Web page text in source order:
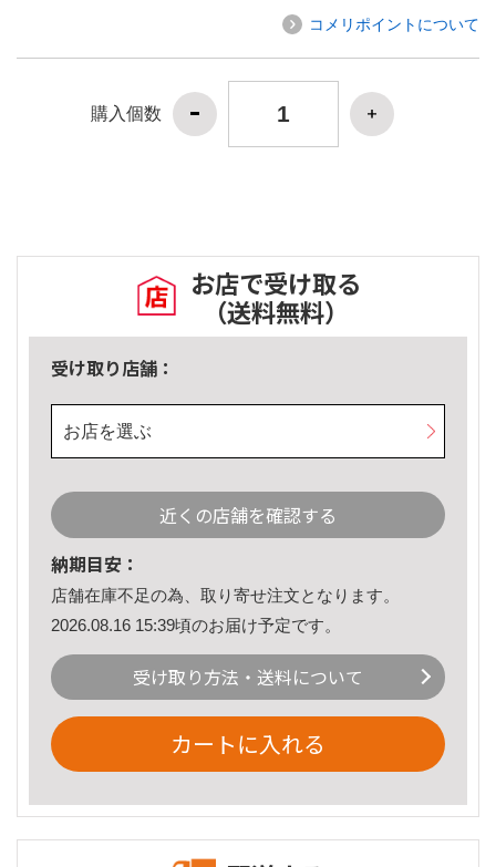
コメリポイントについて
購入個数
お店で受け取る
（送料無料）
受け取り店舗：
お店を選ぶ
近くの店舗を確認する
納期目安：
店舗在庫不足の為、取り寄せ注文となります。
2026.08.16 15:39頃のお届け予定です。
受け取り方法・送料について
カートに入れる